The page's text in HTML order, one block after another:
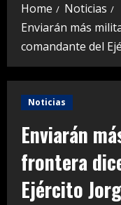
Home
Noticias
Enviarán más
comandante del
Noticias
Enviarán
frontera
Ejército